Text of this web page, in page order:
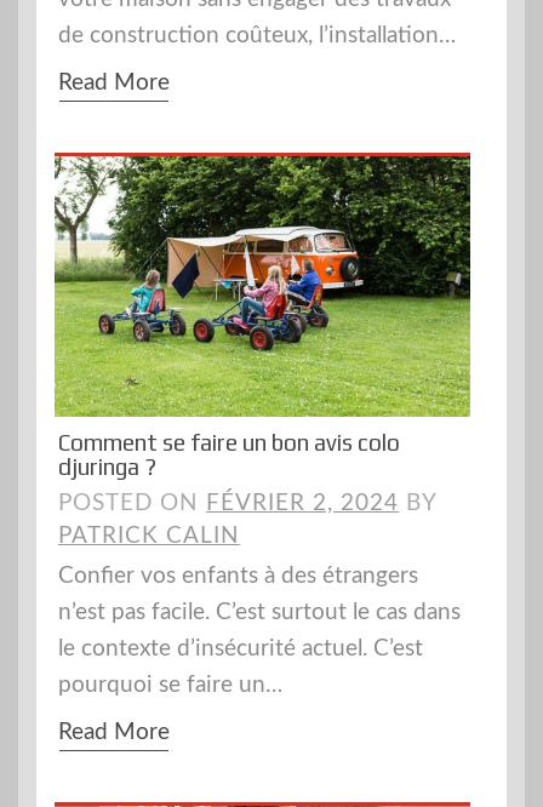
de construction coûteux, l’installation…
Read More
Comment se faire un bon avis colo
djuringa ?
POSTED ON FÉVRIER 2, 2024 BY
PATRICK CALIN
Confier vos enfants à des étrangers
n’est pas facile. C’est surtout le cas dans
le contexte d’insécurité actuel. C’est
pourquoi se faire un…
Read More